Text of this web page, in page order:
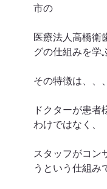
市の
医療法人高橋衛
グの仕組みを学
その特徴は、、、
ドクターが患者
わけではなく、
スタッフがコン
うという仕組み